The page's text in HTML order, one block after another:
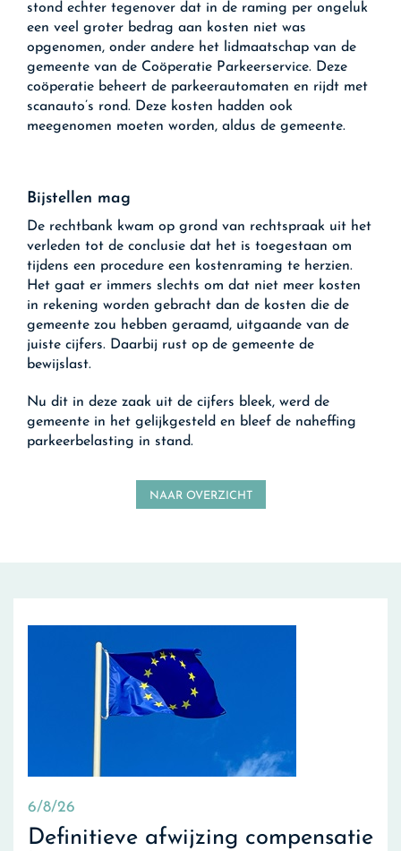
stond echter tegenover dat in de raming per ongeluk
een veel groter bedrag aan kosten niet was
opgenomen, onder andere het lidmaatschap van de
gemeente van de Coöperatie Parkeerservice. Deze
coöperatie beheert de parkeerautomaten en rijdt met
scanauto’s rond. Deze kosten hadden ook
meegenomen moeten worden, aldus de gemeente.
Bijstellen mag
De rechtbank kwam op grond van rechtspraak uit het
verleden tot de conclusie dat het is toegestaan om
tijdens een procedure een kostenraming te herzien.
Het gaat er immers slechts om dat niet meer kosten
in rekening worden gebracht dan de kosten die de
gemeente zou hebben geraamd, uitgaande van de
juiste cijfers. Daarbij rust op de gemeente de
bewijslast.
Nu dit in deze zaak uit de cijfers bleek, werd de
gemeente in het gelijkgesteld en bleef de naheffing
parkeerbelasting in stand.
NAAR OVERZICHT
6/8/26
Definitieve afwijzing compensatie